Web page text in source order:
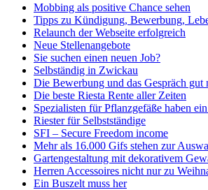
Mobbing als positive Chance sehen
Tipps zu Kündigung, Bewerbung,
Relaunch der Webseite erfolgreich
Neue Stellenangebote
Sie suchen einen neuen Job?
Selbständig in Zwickau
Die Bewerbung und das Gespräch gut
Die beste Riesta Rente aller Zeiten
Spezialisten für Pflanzgefäße haben
Riester für Selbstständige
SFI – Secure Freedom income
Mehr als 16.000 Gifs stehen zur
Gartengestaltung mit dekorativem
Herren Accessoires nicht nur zu
Ein Buszelt muss her